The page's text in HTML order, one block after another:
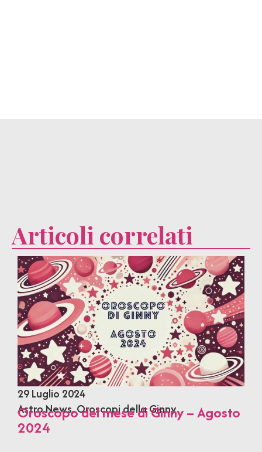
Articoli correlati
29 Luglio 2024
Astro News,Oroscopi della Ginny
Oroscopo del mese di Ginny – Agosto
2024